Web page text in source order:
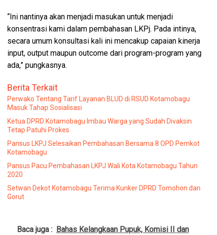
“Ini nantinya akan menjadi masukan untuk menjadi
konsentrasi kami dalam pembahasan LKPj. Pada intinya,
secara umum konsultasi kali ini mencakup capaian kinerja
input, output maupun outcome dari program-program yang
ada,” pungkasnya.
Berita Terkait
Perwako Tentang Tarif Layanan BLUD di RSUD Kotamobagu
Masuk Tahap Sosialisasi
Ketua DPRD Kotamobagu Imbau Warga yang Sudah Divaksin
Tetap Patuhi Prokes
Pansus LKPJ Selesaikan Pembahasan Bersama 8 OPD Pemkot
Kotamobagu
Pansus Pacu Pembahasan LKPJ Wali Kota Kotamobagu Tahun
2020
Setwan Dekot Kotamobagu Terima Kunker DPRD Tomohon dan
Gorut
Baca juga : Bahas Kelangkaan Pupuk, Komisi II dan